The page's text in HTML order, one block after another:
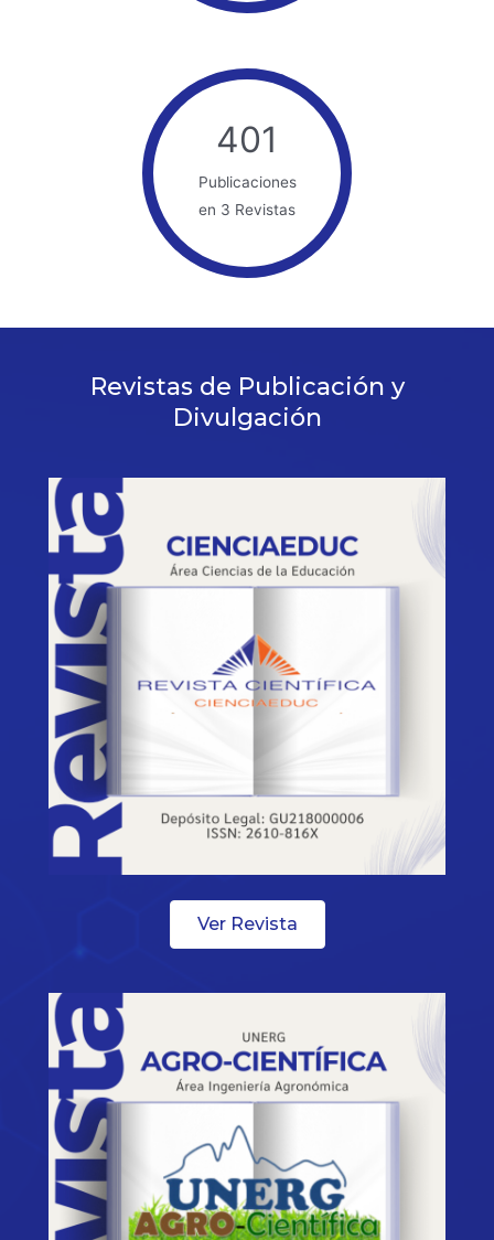
401
Publicaciones
en 3 Revistas
Revistas de Publicación y
Divulgación
Ver Revista